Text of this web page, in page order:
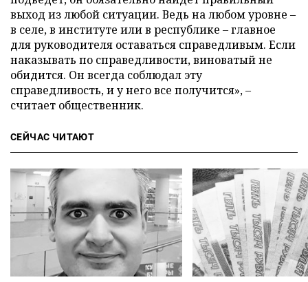
выход из любой ситуации. Ведь на любом уровне –
в селе, в институте или в республике – главное
для руководителя оставаться справедливым. Если
наказывать по справедливости, виноватый не
обидится. Он всегда соблюдал эту
справедливость, и у него все получится», –
считает общественник.
СЕЙЧАС ЧИТАЮТ